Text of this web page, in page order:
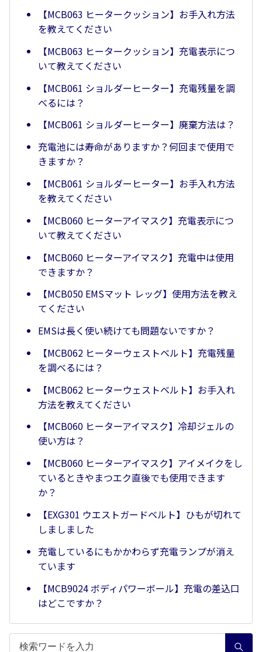
【MCB063 ヒータークッション】お手入れ方法
を教えてください
【MCB063 ヒータークッション】充電表示につ
いて教えてください
【MCB061 ショルダーヒーター】充電残量を調
べるには？
【MCB061 ショルダーヒーター】廃棄方法は？
充電池には寿命がありますか？何回まで使用で
きますか？
【MCB061 ショルダーヒーター】お手入れ方法
を教えてください
【MCB060 ヒーターアイマスク】充電表示につ
いて教えてください
【MCB060 ヒーターアイマスク】充電中は使用
できますか？
【MCB050 EMSマット レッグ】使用方法を教え
てください
EMSは長く使い続けても問題ないですか？
【MCB062 ヒーターウェストベルト】充電残量
を調べるには？
【MCB062 ヒーターウェストベルト】お手入れ
方法を教えてください
【MCB060 ヒーターアイマスク】冷却ジェルの
使い方は？
【MCB060 ヒーターアイマスク】アイメイクをし
ているときやまつエク直後でも使用できます
か？
【EXG301 ウエストガードベルト】ひもが切れて
しましました
充電しているにもかかわらず充電ランプが消え
ています
【MCB9024 ボディパワーボール】充電の差込口
はどこですか？